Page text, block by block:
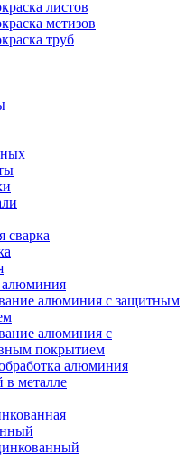
листов
метизов
труб
сварка
алюминия
алюминия с защитным
алюминия с
покрытием
алюминия
в металле